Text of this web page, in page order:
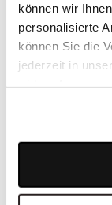
können wir
personalisierte
können Sie die
jederzeit in